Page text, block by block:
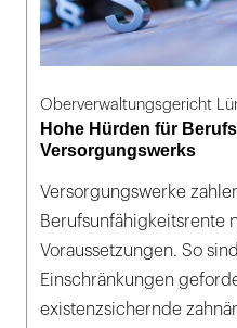
Oberverwaltungsgericht
Hohe Hürden für
Versorgungswerks
Versorgungswerke
Berufsunfähigkeitsrente
Voraussetzungen. So
Einschränkungen
existenzsichernde